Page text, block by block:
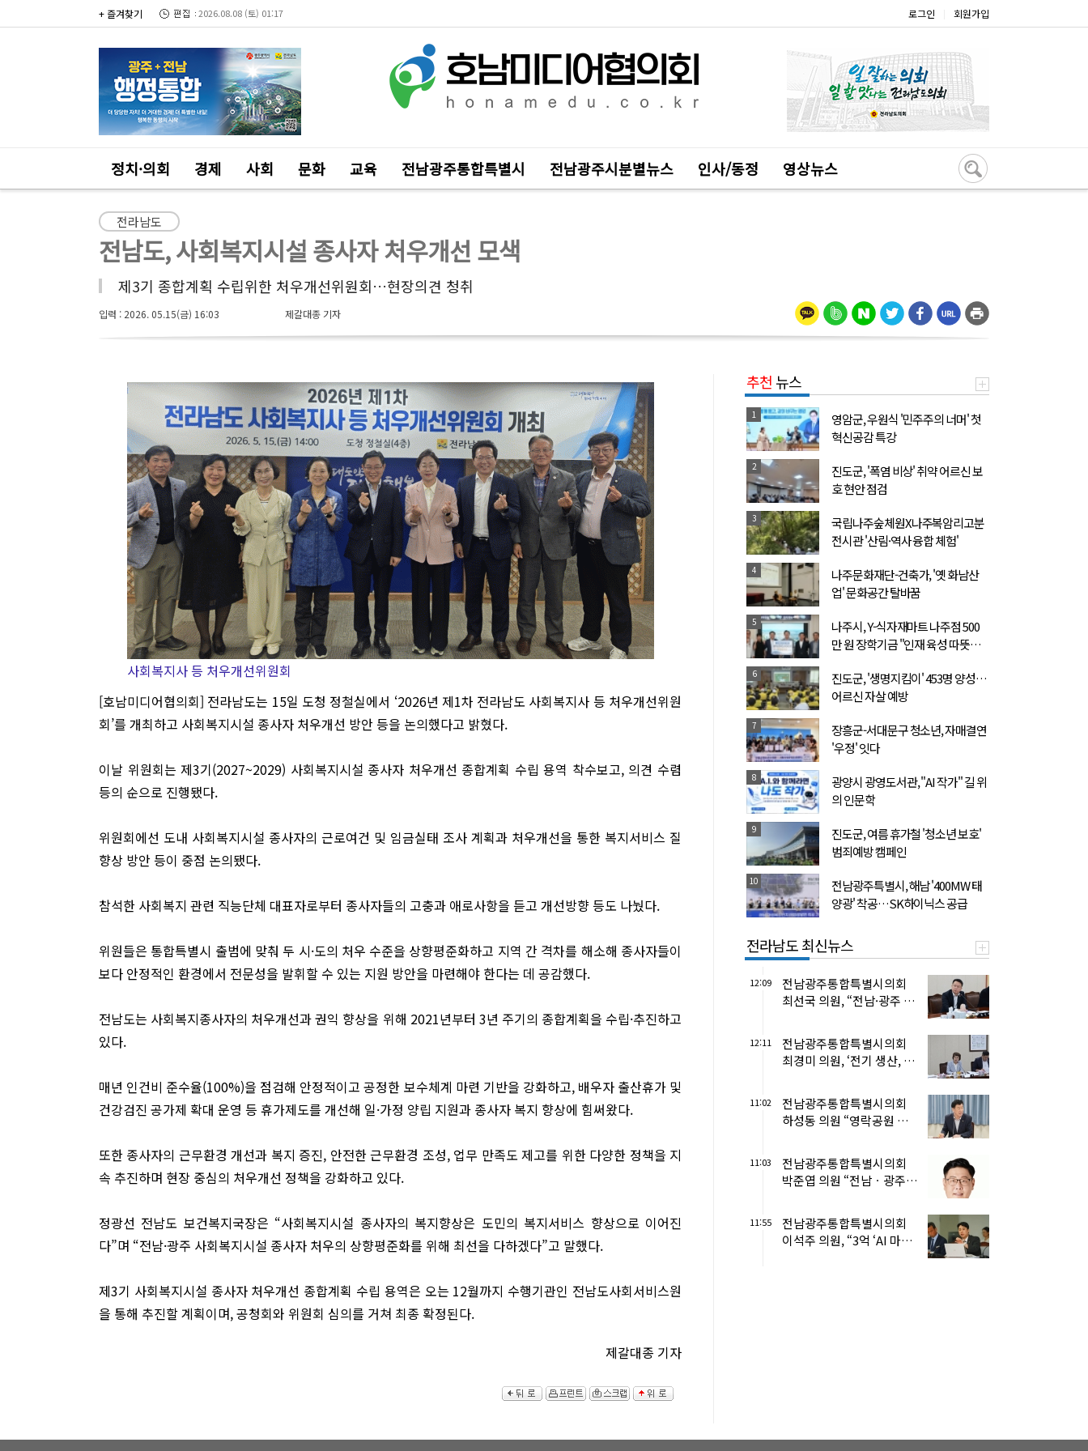
+ 즐겨찾기 2026.08.08 (토) 01:17 로그인 회원가입
정치·의회 경제 사회 문화 교육 전남광주통합특별시 전남광주시분별뉴스 인사/동정 영상뉴스
전라남도
전남도, 사회복지시설 종사자 처우개선 모색
제3기 종합계획 수립위한 처우개선위원회…현장의견 청취
입력 : 2026. 05.15(금) 16:03 제갈대종 기자
사회복지사 등 처우개선위원회
[호남미디어협의회] 전라남도는 15일 도청 정철실에서 ‘2026년 제1차 전라남도 사회복지사 등 처우개선위원
회’를 개최하고 사회복지시설 종사자 처우개선 방안 등을 논의했다고 밝혔다.
이날 위원회는 제3기(2027~2029) 사회복지시설 종사자 처우개선 종합계획 수립 용역 착수보고, 의견 수렴
등의 순으로 진행됐다.
위원회에선 도내 사회복지시설 종사자의 근로여건 및 임금실태 조사 계획과 처우개선을 통한 복지서비스 질
향상 방안 등이 중점 논의됐다.
참석한 사회복지 관련 직능단체 대표자로부터 종사자들의 고충과 애로사항을 듣고 개선방향 등도 나눴다.
위원들은 통합특별시 출범에 맞춰 두 시·도의 처우 수준을 상향평준화하고 지역 간 격차를 해소해 종사자들이
보다 안정적인 환경에서 전문성을 발휘할 수 있는 지원 방안을 마련해야 한다는 데 공감했다.
전남도는 사회복지종사자의 처우개선과 권익 향상을 위해 2021년부터 3년 주기의 종합계획을 수립·추진하고
있다.
매년 인건비 준수율(100%)을 점검해 안정적이고 공정한 보수체계 마련 기반을 강화하고, 배우자 출산휴가 및
건강검진 공가제 확대 운영 등 휴가제도를 개선해 일·가정 양립 지원과 종사자 복지 향상에 힘써왔다.
또한 종사자의 근무환경 개선과 복지 증진, 안전한 근무환경 조성, 업무 만족도 제고를 위한 다양한 정책을 지
속 추진하며 현장 중심의 처우개선 정책을 강화하고 있다.
정광선 전남도 보건복지국장은 “사회복지시설 종사자의 복지향상은 도민의 복지서비스 향상으로 이어진
다”며 “전남·광주 사회복지시설 종사자 처우의 상향평준화를 위해 최선을 다하겠다”고 말했다.
제3기 사회복지시설 종사자 처우개선 종합계획 수립 용역은 오는 12월까지 수행기관인 전남도사회서비스원
을 통해 추진할 계획이며, 공청회와 위원회 심의를 거쳐 최종 확정된다.
제갈대종 기자
추천 뉴스
1
영암군, 우원식 '민주주의 너머' 첫
혁신공감 특강
2
진도군, '폭염 비상' 취약 어르신 보
호 현안 점검
3
국립나주숲체원X나주복암리고분
전시관 '산림·역사 융합 체험'
4
나주문화재단-건축가, '옛 화남산
업' 문화공간 탈바꿈
5
나주시, Y-식자재마트 나주점 500
만 원 장학기금 "인재 육성 따뜻한
6
진도군, '생명지킴이' 453명 양성…
어르신 자살 예방
7
장흥군-서대문구 청소년, 자매결연
'우정' 잇다
8
광양시 광영도서관, "AI 작가" 길 위
의 인문학
9
진도군, 여름 휴가철 '청소년 보호'
범죄예방 캠페인
10
전남광주특별시, 해남 '400MW 태
양광' 착공…SK하이닉스 공급
전라남도 최신뉴스
12:09
전남광주통합특별시의회
최선국 의원, “전남·광주 균
로 ...
12:11
전남광주통합특별시의회
최경미 의원, ‘전기 생산, 국
11:02
전남광주통합특별시의회
하성동 의원 “영락공원 화장
해...
11:03
전남광주통합특별시의회
박준엽 의원 “전남ㆍ광주 교
11:55
전남광주통합특별시의회
이석주 의원, “3억 ‘AI 마스